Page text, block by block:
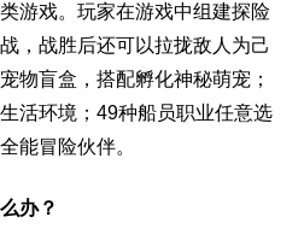
游戏。玩家在游戏中组建探险
，战胜后还可以拉拢敌人为己
物盲盒，搭配孵化神秘萌宠；
活环境；49种船员职业任意选
能冒险伙伴。
办？